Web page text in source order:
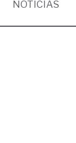
NOTICIAS